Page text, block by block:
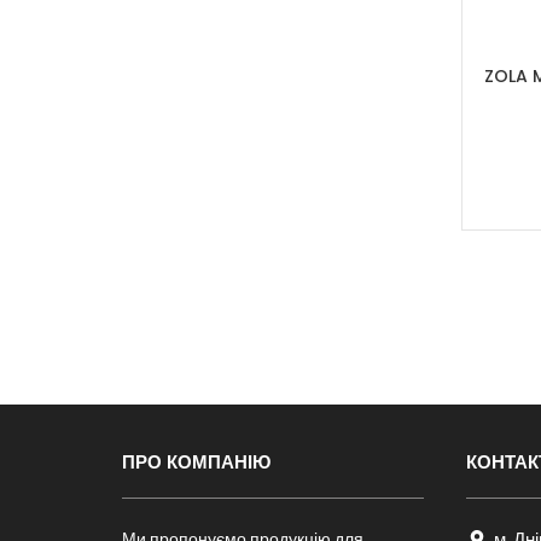
ZOLA
ПРО КОМПАНІЮ